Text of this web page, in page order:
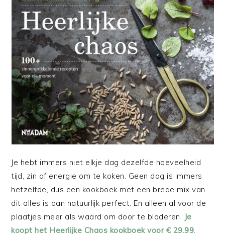
Je hebt immers niet elkje dag dezelfde hoeveelheid
tijd, zin of energie om te koken. Geen dag is immers
hetzelfde, dus een kookboek met een brede mix van
dit alles is dan natuurlijk perfect. En alleen al voor de
plaatjes meer als waard om door te bladeren. Je
koopt het Heerlijke Chaos kookboek voor € 29.99.